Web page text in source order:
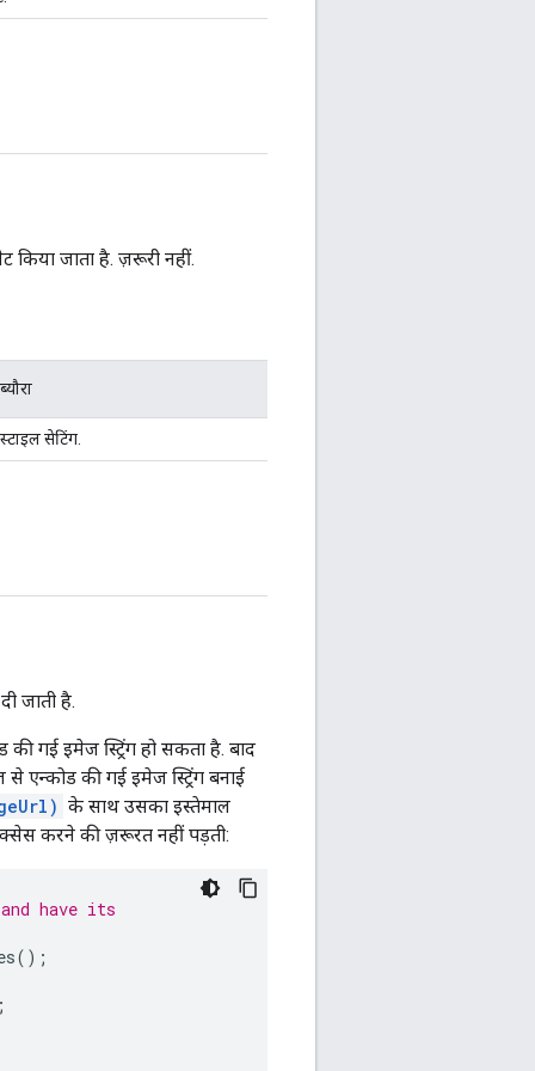
जाता है. ज़रूरी नहीं.
ब्यौरा
स्टाइल सेटिंग.
जाती है.
गई इमेज स्ट्रिंग हो सकता है. बाद
एन्कोड की गई इमेज स्ट्रिंग बनाई
के साथ उसका इस्तेमाल
करने की ज़रूरत नहीं पड़ती:
have its
();